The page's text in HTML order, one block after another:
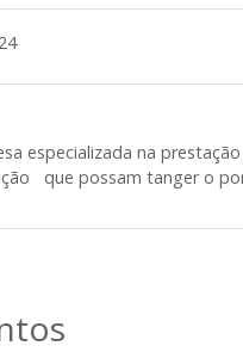
especializada na
que possam tanger o